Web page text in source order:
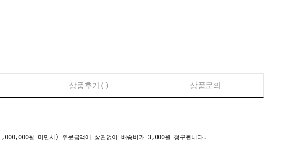
상품후기( ) 상품문의
원 미만시) 주문금액에 상관없이 배송비가 3,000원 청구됩니다.